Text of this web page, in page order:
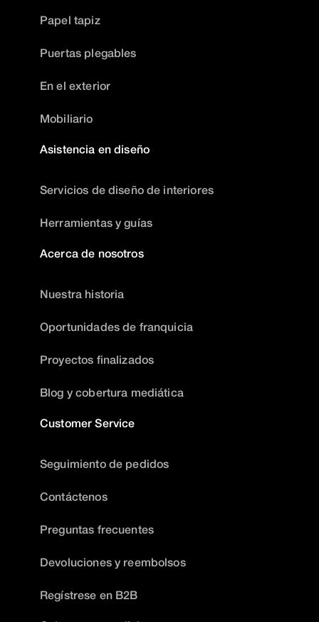
Papel tapiz
Puertas plegables
En el exterior
Mobiliario
Asistencia en diseño
Servicios de diseño de interiores
Herramientas y guías
Acerca de nosotros
Nuestra historia
Oportunidades de franquicia
Proyectos finalizados
Blog y cobertura mediática
Customer Service
Seguimiento de pedidos
Contáctenos
Preguntas frecuentes
Devoluciones y reembolsos
Regístrese en B2B